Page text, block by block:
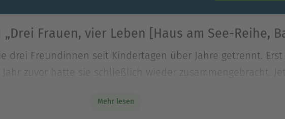
Frauen, vier Leben [Haus am See-Reihe,
drei Freundinnen seit Kindertagen über Jahre getrennt.
zuvor hatte sie schließlich wieder zusammengebracht.
zuvor hatte sie schließlich wieder zusammengebracht.
Mehr lesen